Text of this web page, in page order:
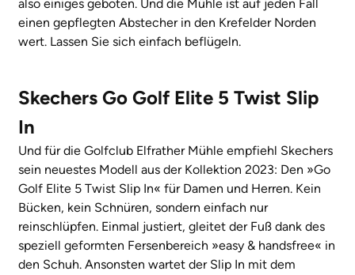
also einiges geboten. Und die Mühle ist auf jeden Fall
einen gepflegten Abstecher in den Krefelder Norden
wert. Lassen Sie sich einfach beflügeln.
Skechers Go Golf Elite 5 Twist Slip
In
Und für die Golfclub Elfrather Mühle empfiehl Skechers
sein neuestes Modell aus der Kollektion 2023: Den »Go
Golf Elite 5 Twist Slip In« für Damen und Herren. Kein
Bücken, kein Schnüren, sondern einfach nur
reinschlüpfen. Einmal justiert, gleitet der Fuß dank des
speziell geformten Fersenbereich »easy & handsfree« in
den Schuh. Ansonsten wartet der Slip In mit dem